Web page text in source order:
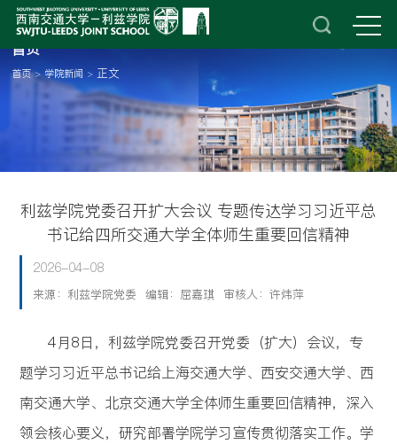
首页
首页> 学院新闻 > 正文
利兹学院党委召开扩大会议 专题传达学习习近平总
书记给四所交通大学全体师生重要回信精神
2026-04-08
来源：利兹学院党委 编辑：屈嘉琪 审核人：许炜萍
4月8日，利兹学院党委召开党委（扩大）会议，专
题学习习近平总书记给上海交通大学、西安交通大学、西
南交通大学、北京交通大学全体师生重要回信精神，深入
领会核心要义，研究部署学院学习宣传贯彻落实工作。学